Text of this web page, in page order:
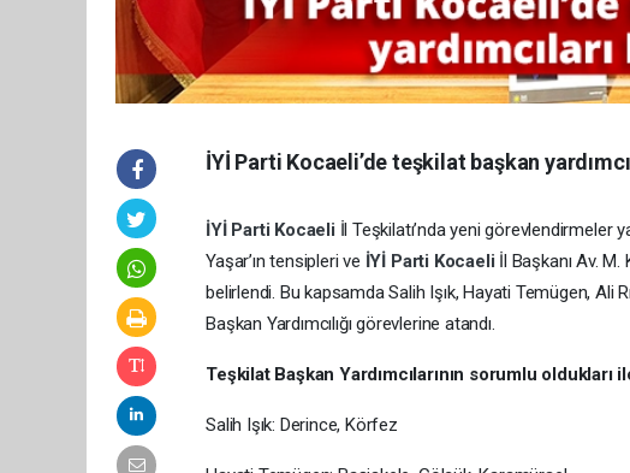
İYİ Parti Kocaeli’de teşkilat başkan
İYİ Parti Kocaeli İl Teşkilatı’nda yeni görevlendirmeler
Yaşar’ın tensipleri ve İYİ Parti Kocaeli İl Başkanı Av. M.
belirlendi. Bu kapsamda Salih Işık, Hayati Temügen, Ali
Başkan Yardımcılığı görevlerine atandı.
Teşkilat Başkan Yardımcılarının sorumlu oldukları
Salih Işık: Derince, Körfez